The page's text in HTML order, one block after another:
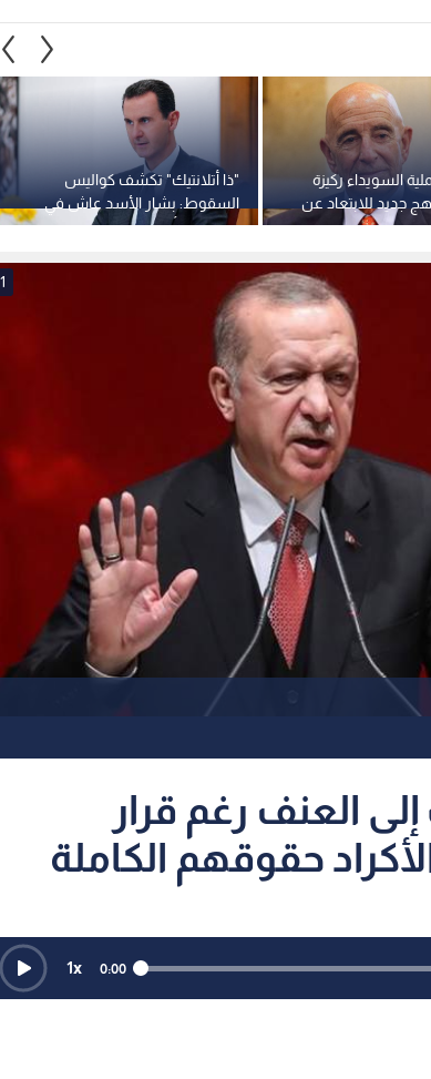
"ذا أتلانتيك" تكشف كواليس
السقوط: بشار الأسد عاش في
"فقاعة" وأدمن "العاب الفيديو"
السويداء ركيزة
جديد للابتعاد عن
1
العنف رغم قرار
حقوقهم الكاملة
0:00
1x